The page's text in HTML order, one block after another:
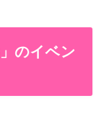
のイベン